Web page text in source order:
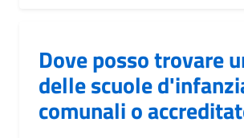
Dove posso trovare
delle scuole
comunali o